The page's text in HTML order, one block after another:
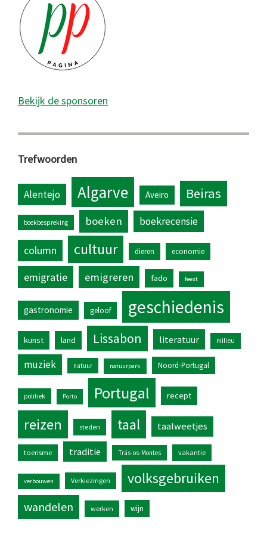
Bekijk de sponsoren
Trefwoorden
Alentejo Algarve Aveiro Beiras
boekbespreking boeken boekrecensie
column cultuur dieren economie
emigratie emigreren fado feest
gastronomie geloof geschiedenis
kunst land Lissabon literatuur milieu
muziek natuur natuurpark Noord-Portugal
politiek Porto Portugal recept
reizen steden taal taalweetjes
toerisme traditie Trás-os-Montes vakantie
verbouwen Verkiezingen volksgebruiken
wandelen werken wijn